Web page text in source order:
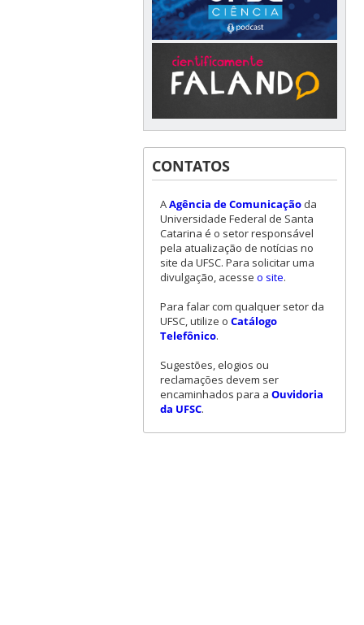
CONTATOS
AAgência de Comunicaçãoda
Universidade Federal de Santa
Catarina é o setor responsável
pela atualização de notícias no
site da UFSC. Para solicitar uma
divulgação, acesse o site.
Para falar com qualquer setor da
UFSC, utilize o Catálogo
Telefônico.
Sugestões, elogios ou
reclamações devem ser
encaminhados para a Ouvidoria
da UFSC.